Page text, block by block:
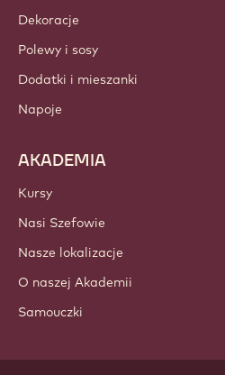
Dekoracje
Polewy i sosy
Dodatki i mieszanki
Napoje
AKADEMIA
Kursy
Nasi Szefowie
Nasze lokalizacje
O naszej Akademii
Samouczki